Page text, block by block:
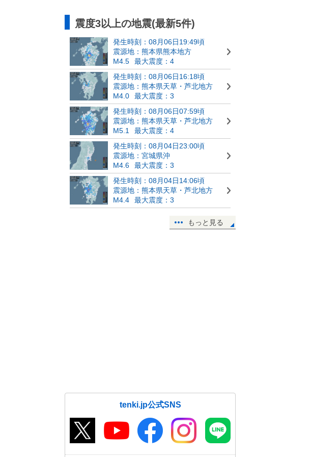
震度3以上の地震(最新5件)
発生時刻：08月06日19:49頃
震源地：熊本県熊本地方
M4.5
最大震度：4
発生時刻：08月06日16:18頃
震源地：熊本県天草・芦北地方
M4.0
最大震度：3
発生時刻：08月06日07:59頃
震源地：熊本県天草・芦北地方
M5.1
最大震度：4
発生時刻：08月04日23:00頃
震源地：宮城県沖
M4.6
最大震度：3
発生時刻：08月04日14:06頃
震源地：熊本県天草・芦北地方
M4.4
最大震度：3
もっと見る
tenki.jp公式SNS